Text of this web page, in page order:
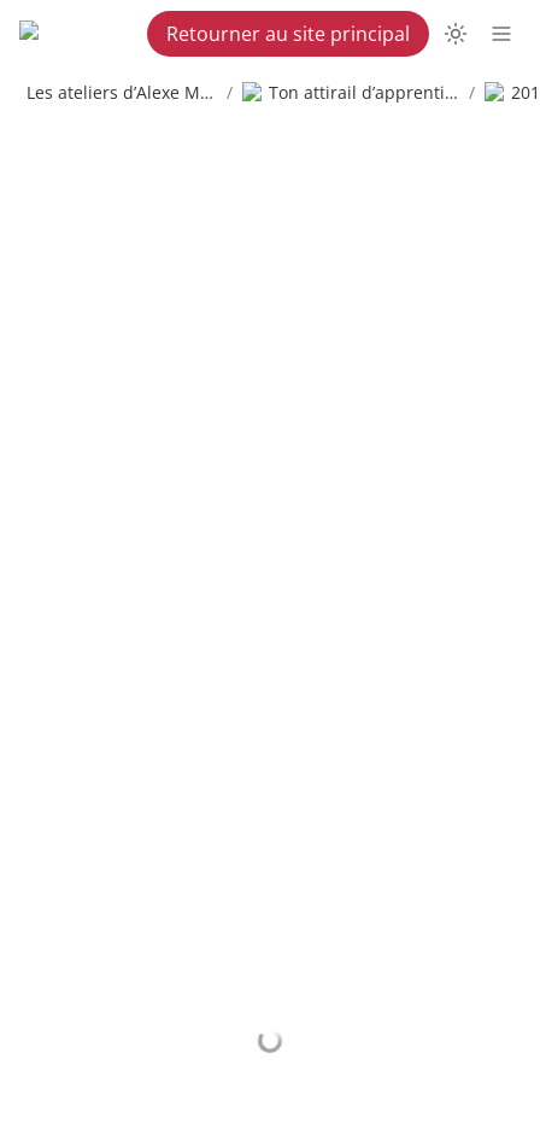
Retourner au site principal
Les ateliers d’Alexe Martel / Ton attirail d’apprenti copywriter /